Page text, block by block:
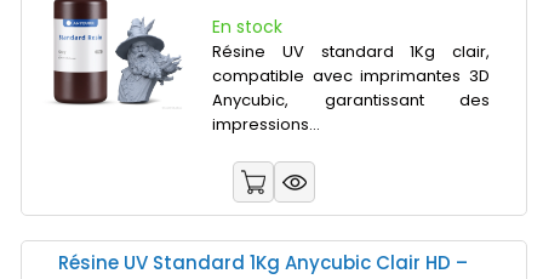
En stock
Résine UV standard 1Kg clair,
compatible avec imprimantes 3D
Anycubic, garantissant des
impressions...
Résine UV Standard 1Kg Anycubic Clair HD –